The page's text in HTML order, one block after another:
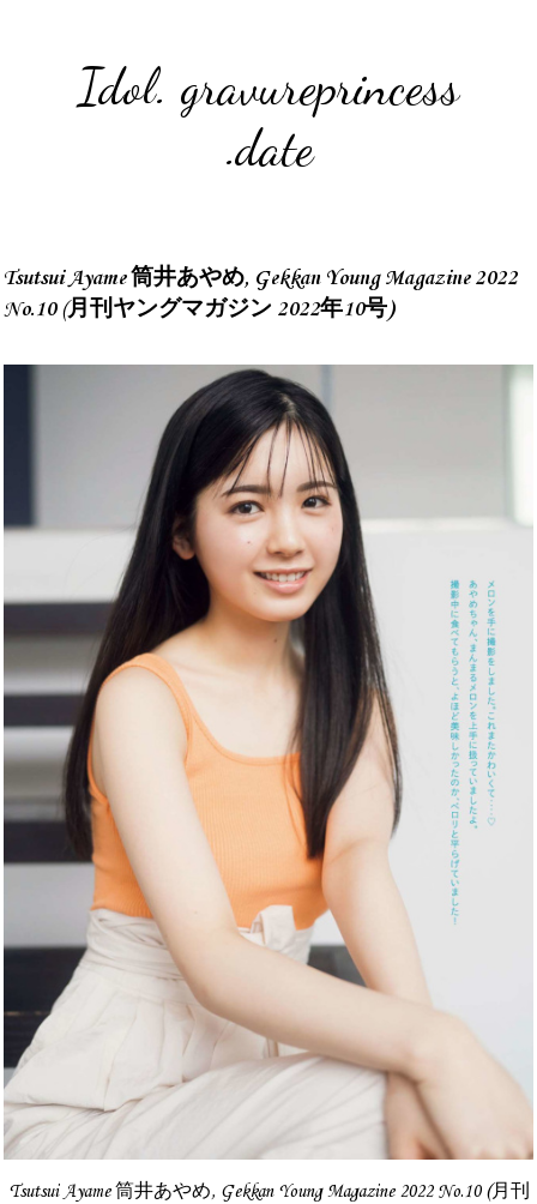
Idol. gravureprincess
.date
Tsutsui Ayame 筒井あやめ, Gekkan Young Magazine 2022
No.10 (月刊ヤングマガジン 2022年10号)
Tsutsui Ayame 筒井あやめ, Gekkan Young Magazine 2022 No.10 (月刊